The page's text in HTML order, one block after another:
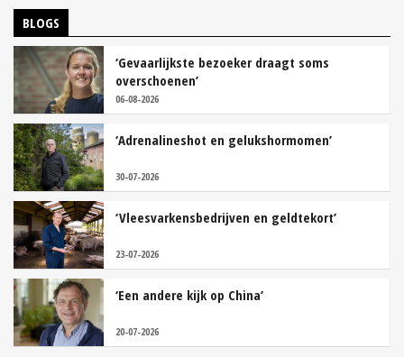
BLOGS
‘Gevaarlijkste bezoeker draagt soms
overschoenen’
06-08-2026
‘Adrenalineshot en gelukshormomen’
30-07-2026
‘Vleesvarkensbedrijven en geldtekort’
23-07-2026
‘Een andere kijk op China’
20-07-2026